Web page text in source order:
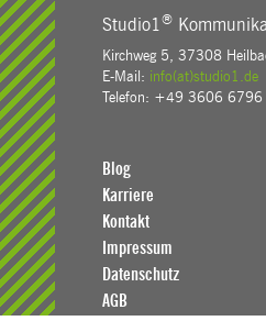
Studio1 ®
Kirchweg 5, 37308
E-Mail: info(at)studio1.de
Telefon: +49 3606 6796
Blog
Karriere
Kontakt
Impressum
Datenschutz
AGB